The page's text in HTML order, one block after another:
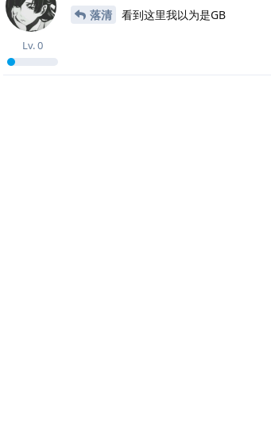
Lv.0
落清 看到这里我以为是GB